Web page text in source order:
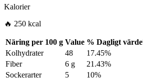
Kalorier
🔥 250 kcal
Näring per 100 g Value % Dagligt värde
Kolhydrater
48
17.45%
Fiber
6 g
21.43%
Sockerarter
5
10%